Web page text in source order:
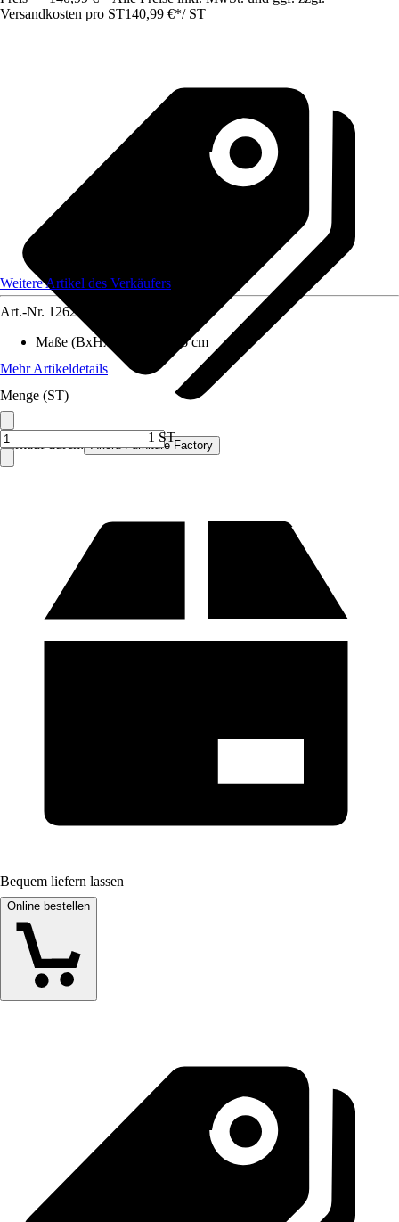
Versandkosten pro ST140,99 €*/ ST
Verkauf durch: Akord Furniture Factory
Weitere Artikel des Verkäufers
Art.-Nr. 12620667
Maße (BxHxT)
60x85x46 cm
Mehr Artikeldetails
Menge (ST)
1 ST
Bequem liefern lassen
Online bestellen